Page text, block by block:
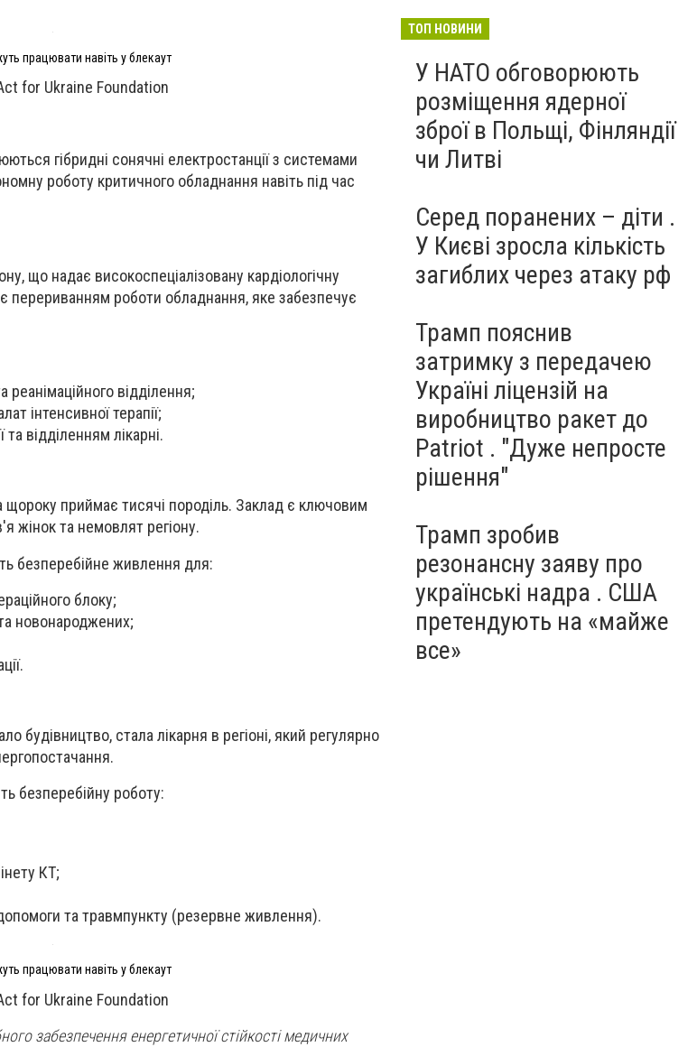
працювати навіть у блекаут
for Ukraine Foundation
гібридні сонячні електростанції з системами
роботу критичного обладнання навіть під час
що надає високоспеціалізовану кардіологічну
перериванням роботи обладнання, яке забезпечує
реанімаційного відділення;
інтенсивної терапії;
відділенням лікарні.
приймає тисячі породіль. Заклад є ключовим
жінок та немовлят регіону.
безперебійне живлення для:
блоку;
новонароджених;
будівництво, стала лікарня в регіоні, який регулярно
безперебійну роботу:
КТ;
та травмпункту (резервне живлення).
працювати навіть у блекаут
for Ukraine Foundation
забезпечення енергетичної стійкості медичних
ТОП НОВИНИ
У НАТО обговорюють
розміщення ядерної
зброї в Польщі, Фінляндії
чи Литві
Серед поранених – діти .
У Києві зросла кількість
загиблих через атаку рф
Трамп пояснив
затримку з передачею
Україні ліцензій на
виробництво ракет до
Patriot . "Дуже непросте
рішення"
Трамп зробив
резонансну заяву про
українські надра . США
претендують на «майже
все»